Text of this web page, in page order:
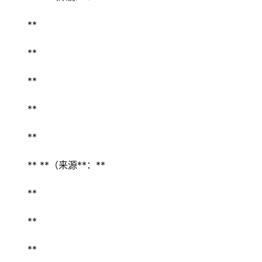
**
**
**
**
**
** **（来源**：**
**
**
**